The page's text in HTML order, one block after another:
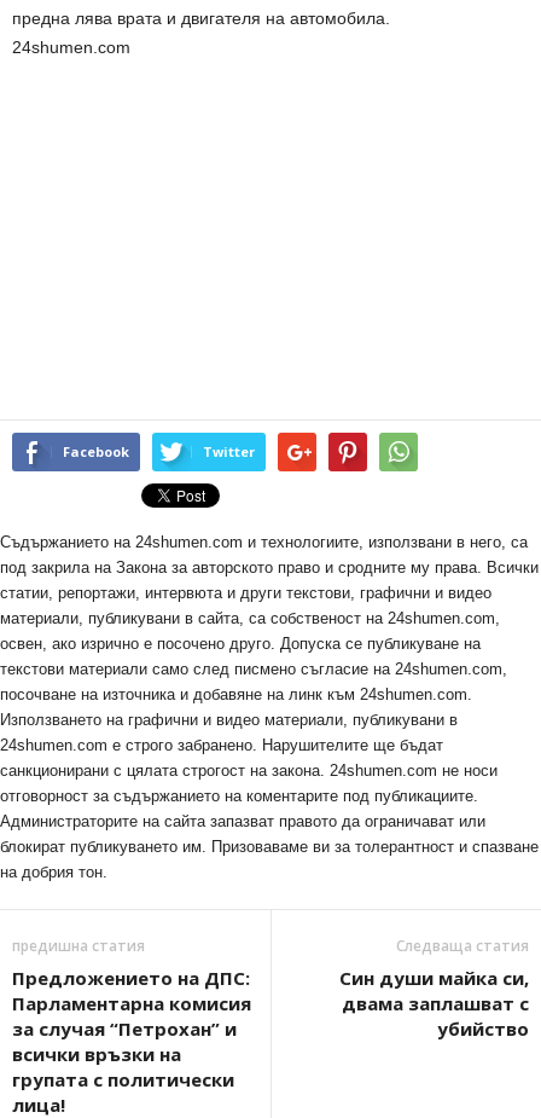
предна лява врата и двигателя на автомобила.
24shumen.com
Facebook Twitter
Съдържанието на 24shumen.com и технологиите, използвани в него, са
под закрила на Закона за авторското право и сродните му права. Всички
статии, репортажи, интервюта и други текстови, графични и видео
материали, публикувани в сайта, са собственост на 24shumen.com,
освен, ако изрично е посочено друго. Допуска се публикуване на
текстови материали само след писмено съгласие на 24shumen.com,
посочване на източника и добавяне на линк към 24shumen.com.
Използването на графични и видео материали, публикувани в
24shumen.com е строго забранено. Нарушителите ще бъдат
санкционирани с цялата строгост на закона. 24shumen.com не носи
отговорност за съдържанието на коментарите под публикациите.
Администраторите на сайта запазват правото да ограничават или
блокират публикуването им. Призоваваме ви за толерантност и спазване
на добрия тон.
предишна статия
Предложението на ДПС:
Парламентарна комисия
за случая “Петрохан” и
всички връзки на
групата с политически
лица!
Следваща статия
Син души майка си,
двама заплашват с
убийство